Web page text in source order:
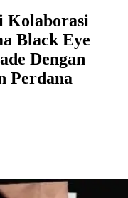
Kolaborasi
Black Eye
Dengan
Perdana